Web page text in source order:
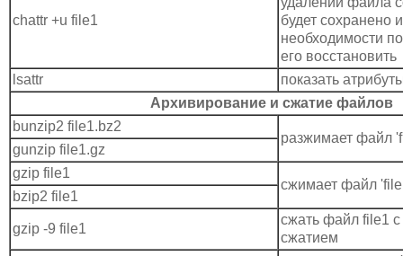
chattr +u file1
будет сохранено
необходимости
его восстановить
lsattr
показать
Архивирование и сжатие файлов
bunzip2 file1.bz2
разжимает файл
gunzip file1.gz
gzip file1
сжимает файл
bzip2 file1
gzip -9 file1
сжать файл file1
сжатием